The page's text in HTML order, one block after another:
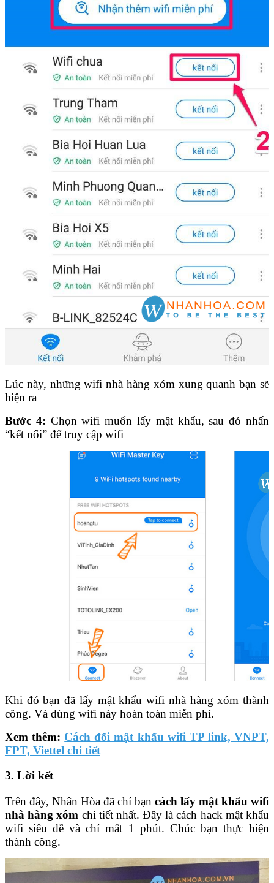
Lúc này, những wifi nhà hàng xóm xung quanh bạn sẽ
hiện ra
Bước 4: Chọn wifi muốn lấy mật khẩu, sau đó nhấn
“kết nối” để truy cập wifi
Khi đó bạn đã lấy mật khẩu wifi nhà hàng xóm thành
công. Và dùng wifi này hoàn toàn miễn phí.
Xem thêm: Cách đổi mật khẩu wifi TP link, VNPT,
FPT, Viettel chi tiết
3. Lời kết
Trên đây, Nhân Hòa đã chỉ bạn cách lấy mật khẩu wifi
nhà hàng xóm chi tiết nhất. Đây là cách hack mật khẩu
wifi siêu dễ và chỉ mất 1 phút. Chúc bạn thực hiện
thành công.